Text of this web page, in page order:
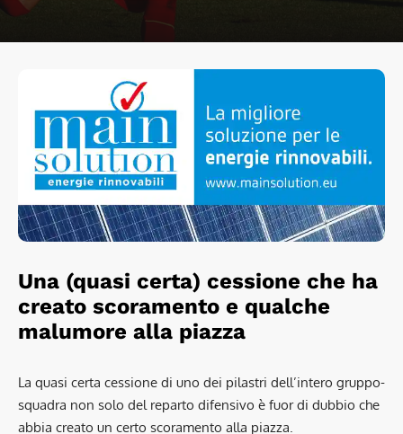
Una (quasi certa) cessione che ha
creato scoramento e qualche
malumore alla piazza
La quasi certa cessione di uno dei pilastri dell’intero gruppo-
squadra non solo del reparto difensivo è fuor di dubbio che
abbia creato un certo scoramento alla piazza.